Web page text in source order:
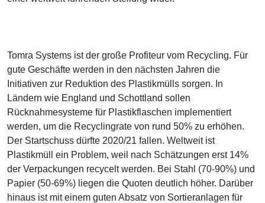
Tomra Systems ist der große Profiteur vom Recycling. Für
gute Geschäfte werden in den nächsten Jahren die
Initiativen zur Reduktion des Plastikmülls sorgen. In
Ländern wie England und Schottland sollen
Rücknahmesysteme für Plastikflaschen implementiert
werden, um die Recyclingrate von rund 50% zu erhöhen.
Der Startschuss dürfte 2020/21 fallen. Weltweit ist
Plastikmüll ein Problem, weil nach Schätzungen erst 14%
der Verpackungen recycelt werden. Bei Stahl (70-90%) und
Papier (50-69%) liegen die Quoten deutlich höher. Darüber
hinaus ist mit einem guten Absatz von Sortieranlagen für